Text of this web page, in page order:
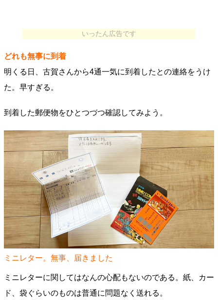
いったん広告です
どれも無事に到着
明くる日、古賀さんから4通一気に到着したとの連絡をうけ
た。早すぎる。
到着した郵便物をひとつづつ確認してみよう。
ミニレター。無事、届きました
ミニレターに関してはなんの心配もないのである。紙、カー
ド、袋ぐらいのものは普通に問題なく送れる。